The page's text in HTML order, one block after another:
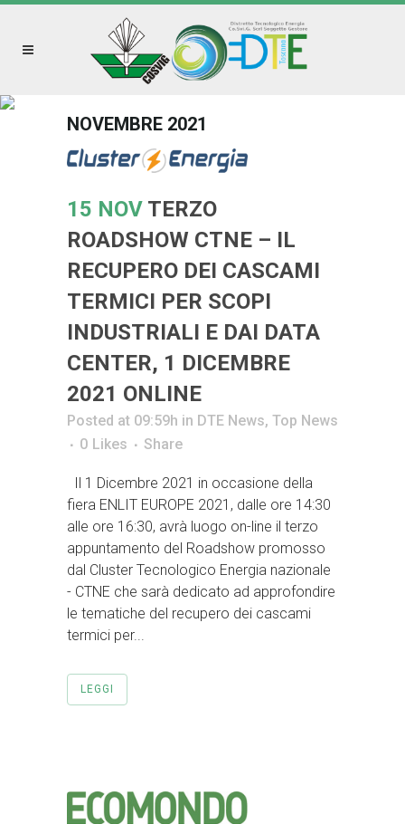
NOVEMBRE 2021
15 NOV TERZO
ROADSHOW CTNE – IL
RECUPERO DEI CASCAMI
TERMICI PER SCOPI
INDUSTRIALI E DAI DATA
CENTER, 1 DICEMBRE
2021 ONLINE
Posted at 09:59h in DTE News, Top News
0 Likes Share
Il 1 Dicembre 2021 in occasione della
fiera ENLIT EUROPE 2021, dalle ore 14:30
alle ore 16:30, avrà luogo on-line il terzo
appuntamento del Roadshow promosso
dal Cluster Tecnologico Energia nazionale
- CTNE che sarà dedicato ad approfondire
le tematiche del recupero dei cascami
termici per...
LEGGI